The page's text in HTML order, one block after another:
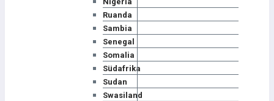
Ruanda
Sambia
Senegal
Somalia
Südafrika
Sudan
Swasiland